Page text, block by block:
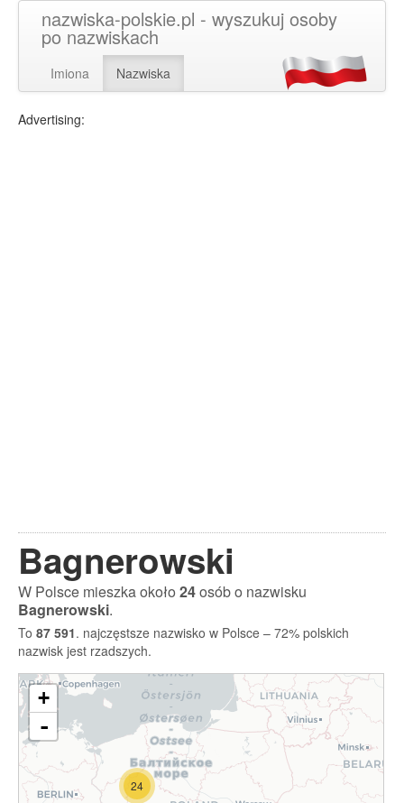
nazwiska-polskie.pl - wyszukuj osoby
po nazwiskach
Imiona Nazwiska
Advertising:
Bagnerowski
W Polsce mieszka około24osób o nazwisku
Bagnerowski.
To 87 591. najczęstsze nazwisko w Polsce – 72% polskich
nazwisk jest rzadszych.
24
+
-